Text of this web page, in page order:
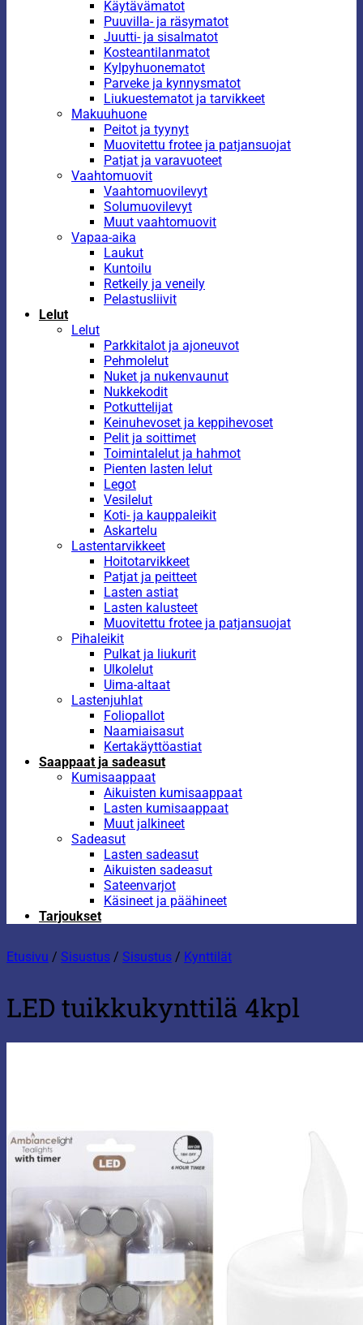
Käytävämatot
Puuvilla- ja räsymatot
Juutti- ja sisalmatot
Kosteantilanmatot
Kylpyhuonematot
Parveke ja kynnysmatot
Liukuestematot ja tarvikkeet
Makuuhuone
Peitot ja tyynyt
Muovitettu frotee ja patjansuojat
Patjat ja varavuoteet
Vaahtomuovit
Vaahtomuovilevyt
Solumuovilevyt
Muut vaahtomuovit
Vapaa-aika
Laukut
Kuntoilu
Retkeily ja veneily
Pelastusliivit
Lelut
Lelut
Parkkitalot ja ajoneuvot
Pehmolelut
Nuket ja nukenvaunut
Nukkekodit
Potkuttelijat
Keinuhevoset ja keppihevoset
Pelit ja soittimet
Toimintalelut ja hahmot
Pienten lasten lelut
Legot
Vesilelut
Koti- ja kauppaleikit
Askartelu
Lastentarvikkeet
Hoitotarvikkeet
Patjat ja peitteet
Lasten astiat
Lasten kalusteet
Muovitettu frotee ja patjansuojat
Pihaleikit
Pulkat ja liukurit
Ulkolelut
Uima-altaat
Lastenjuhlat
Foliopallot
Naamiaisasut
Kertakäyttöastiat
Saappaat ja sadeasut
Kumisaappaat
Aikuisten kumisaappaat
Lasten kumisaappaat
Muut jalkineet
Sadeasut
Lasten sadeasut
Aikuisten sadeasut
Sateenvarjot
Käsineet ja päähineet
Tarjoukset
Etusivu / Sisustus / Sisustus / Kynttilät
LED tuikkukynttilä 4kpl